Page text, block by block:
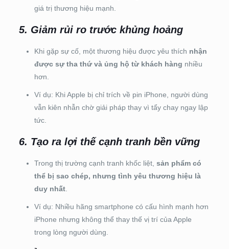
giá trị thương hiệu mạnh.
5. Giảm rủi ro trước khủng hoảng
Khi gặp sự cố, một thương hiệu được yêu thích nhận
được sự tha thứ và ủng hộ từ khách hàng nhiều
hơn.
Ví dụ: Khi Apple bị chỉ trích về pin iPhone, người dùng
vẫn kiên nhẫn chờ giải pháp thay vì tẩy chay ngay lập
tức.
6. Tạo ra lợi thế cạnh tranh bền vững
Trong thị trường cạnh tranh khốc liệt, sản phẩm có
thể bị sao chép, nhưng tình yêu thương hiệu là
duy nhất.
Ví dụ: Nhiều hãng smartphone có cấu hình mạnh hơn
iPhone nhưng không thể thay thế vị trí của Apple
trong lòng người dùng.